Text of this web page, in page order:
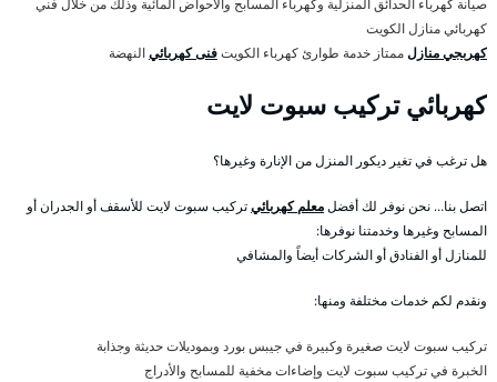
صيانة كهرباء الحدائق المنزلية وكهرباء المسابح والاحواض المائية وذلك من خلال فني
كهربائي منازل الكويت
كهربجي منازلممتاز خدمة طوارئ كهرباء الكويتفنى كهربائيالنهضة
كهربائي تركيب سبوت لايت
هل ترغب في تغير ديكور المنزل من الإنارة وغيرها؟
اتصل بنا… نحن نوفر لك أفضلمعلم كهربائيتركيب سبوت لايت للأسقف أو الجدران أو
المسابح وغيرها وخدمتنا نوفرها:
للمنازل أو الفنادق أو الشركات أيضاً والمشافي
ونقدم لكم خدمات مختلفة ومنها:
تركيب سبوت لايت صغيرة وكبيرة في جيبس بورد وبموديلات حديثة وجذابة
الخبرة في تركيب سبوت لايت وإضاءات مخفية للمسابح والأدراج